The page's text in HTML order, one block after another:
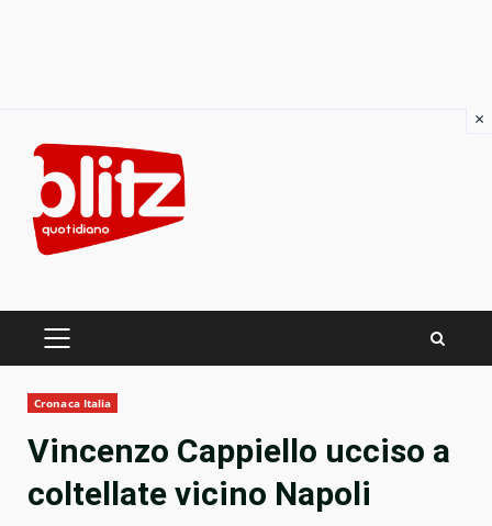
content
PRIMARY
Cronaca Italia
Vincenzo Cappiello ucciso a
coltellate vicino Napoli
×